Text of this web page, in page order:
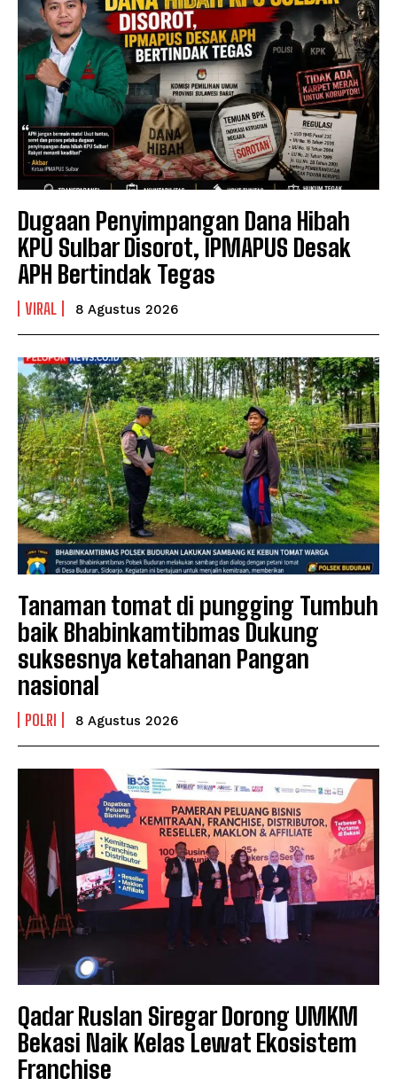
Dugaan Penyimpangan Dana Hibah
KPU Sulbar Disorot, IPMAPUS Desak
APH Bertindak Tegas
VIRAL 8 Agustus 2026
Tanaman tomat di pungging Tumbuh
baik Bhabinkamtibmas Dukung
suksesnya ketahanan Pangan
nasional
POLRI 8 Agustus 2026
Qadar Ruslan Siregar Dorong UMKM
Bekasi Naik Kelas Lewat Ekosistem
Franchise